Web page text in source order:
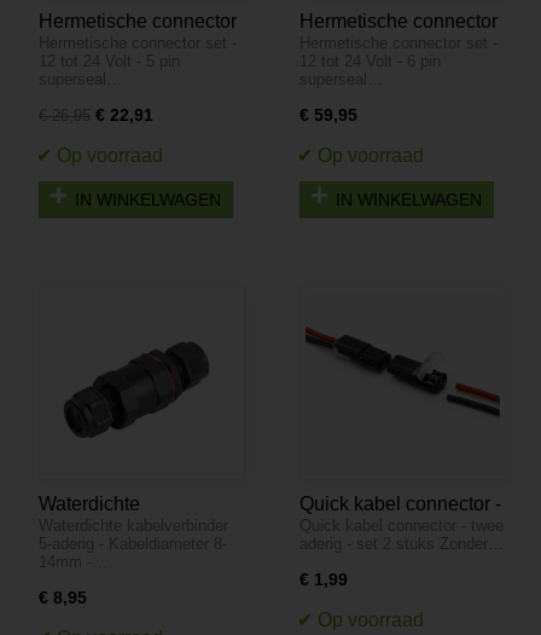
Hermetische connector
set - 12 tot 24 Volt - 5
pin superseal - IP67 - 5
stuks
Hermetische connector set -
12 tot 24 Volt - 5 pin
superseal…
€ 26,95 € 22,91
IN WINKELWAGEN
Hermetische connector
set - 12 tot 24 Volt - 6
pin superseal - IP67 -
10 stuks
Hermetische connector set -
12 tot 24 Volt - 6 pin
superseal…
€ 59,95
IN WINKELWAGEN
Waterdichte
kabelverbinder 5-aderig
- Kabeldiameter 8-
Waterdichte kabelverbinder
5-aderig - Kabeldiameter 8-
14mm -…
€ 8,95
Quick kabel connector -
twee aderig - set 2 stuks
Quick kabel connector - twee
aderig - set 2 stuks Zonder…
€ 1,99